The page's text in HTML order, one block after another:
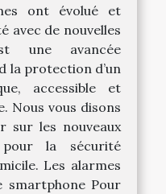
ont évolué et
avec de nouvelles
une avancée
la protection d’un
accessible et
Nous vous disons
sur les nouveaux
pour la sécurité
Les alarmes
smartphone Pour